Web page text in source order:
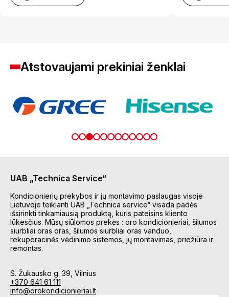
Atstovaujami prekiniai ženklai
UAB „Technica Service“
Kondicionierių prekybos ir jų montavimo paslaugas visoje
Lietuvoje teikianti UAB „Technica service“ visada padės
išsirinkti tinkamiausią produktą, kuris pateisins kliento
lūkesčius. Mūsų siūlomos prekės : oro kondicionieriai, šilumos
siurbliai oras oras, šilumos siurbliai oras vanduo,
rekuperacinės vėdinimo sistemos, jų montavimas, priežiūra ir
remontas.
S. Žukausko g. 39, Vilnius
+370 641 61 111
info@orokondicionieriai.lt